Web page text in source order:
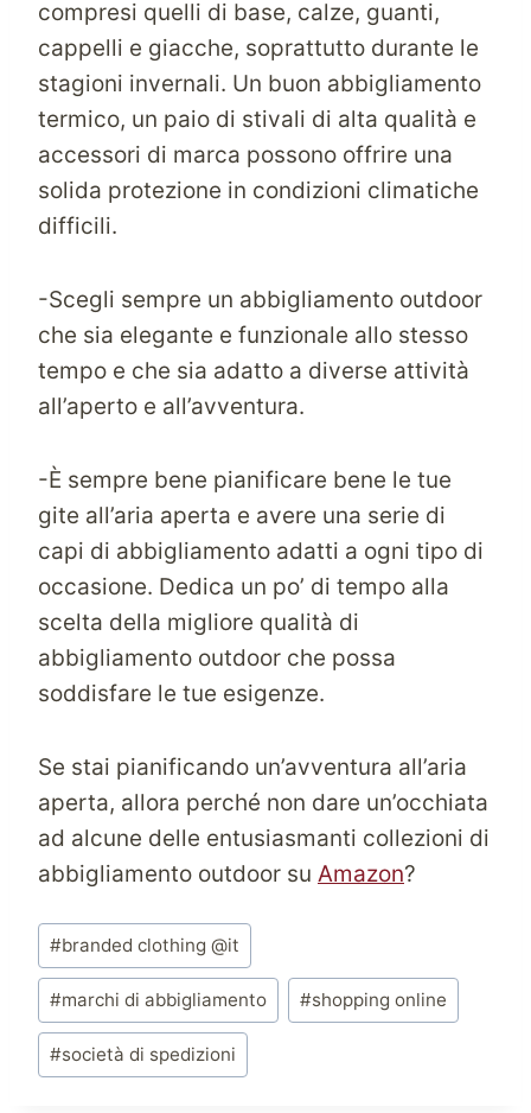
compresi quelli di base, calze, guanti,
cappelli e giacche, soprattutto durante le
stagioni invernali. Un buon abbigliamento
termico, un paio di stivali di alta qualità e
accessori di marca possono offrire una
solida protezione in condizioni climatiche
difficili.
-Scegli sempre un abbigliamento outdoor
che sia elegante e funzionale allo stesso
tempo e che sia adatto a diverse attività
all’aperto e all’avventura.
-È sempre bene pianificare bene le tue
gite all’aria aperta e avere una serie di
capi di abbigliamento adatti a ogni tipo di
occasione. Dedica un po’ di tempo alla
scelta della migliore qualità di
abbigliamento outdoor che possa
soddisfare le tue esigenze.
Se stai pianificando un’avventura all’aria
aperta, allora perché non dare un’occhiata
ad alcune delle entusiasmanti collezioni di
abbigliamento outdoor su Amazon?
Tag
articolo:
#branded clothing @it
#marchi di abbigliamento #shopping online
#società di spedizioni